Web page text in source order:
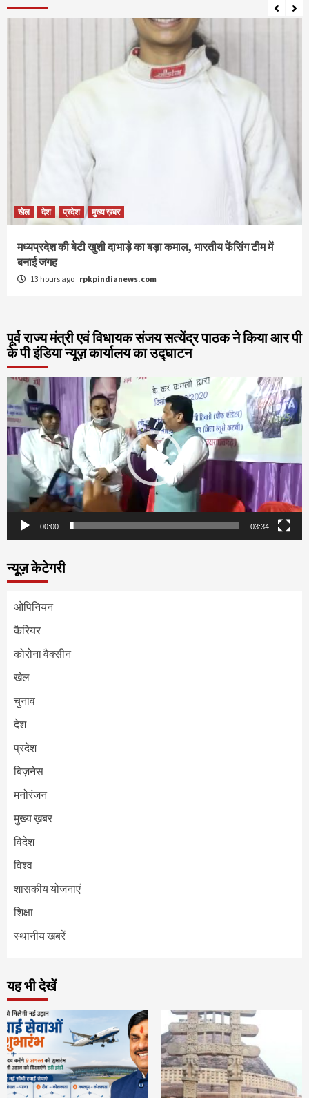
खेल देश प्रदेश मुख्य ख़बर
मध्यप्रदेश की बेटी खुशी दाभाड़े का बड़ा कमाल, भारतीय फेंसिंग टीम में
बनाई जगह
13 hours ago rpkpindianews.com
पूर्व राज्य मंत्री एवं विधायक संजय सत्येंद्र पाठक ने किया आर पी
के पी इंडिया न्यूज़ कार्यालय का उद्घाटन
Video
Player
00:00 03:34
न्यूज़ केटेगरी
ओपिनियन
कैरियर
कोरोना वैक्सीन
खेल
चुनाव
देश
प्रदेश
बिज़नेस
मनोरंजन
मुख्य ख़बर
विदेश
विश्व
शासकीय योजनाएं
शिक्षा
स्थानीय खबरें
यह भी देखें